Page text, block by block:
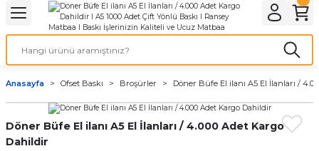
Geri Dön
Geri Dön
Geri Dön
Geri Dön
Ürünleri
Geri Dön
Geri Dön
Geri Dön
Anasayfa Ofset Baskı Broşürler Döner Büfe El ilanı A5 El İlanları /
Döner Büfe El ilanı A5 El İlanları / 4.000 Adet Kargo
Dahildir